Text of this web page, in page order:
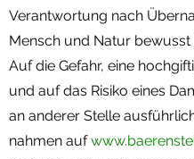
Verantwortung nach
Mensch und Natur bewusst
Auf die Gefahr, eine
und auf das Risiko eines
an anderer Stelle
nahmen auf